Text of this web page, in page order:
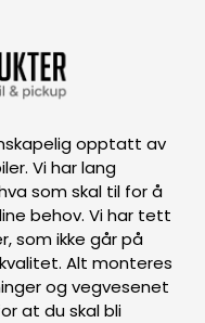
opptatt av
Vi har lang
som skal til for å
behov. Vi har tett
som ikke går på
Alt monteres
og vegvesenet
at du skal bli